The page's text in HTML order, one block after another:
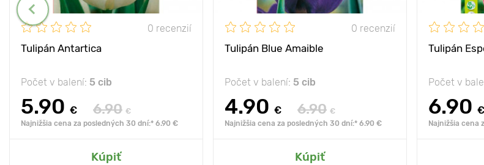
0 recenzií
Tulipán Antartica
Počet v balení: 5 cib
5.90 € 6.90 €
Najnižšia cena za posledných 30 dní:* 6.90 €
Kúpiť
0 recenzií
Tulipán Blue Amaible
Počet v balení: 5 cib
4.90 € 6.90 €
Najnižšia cena za posledných 30 dní:* 6.90 €
Kúpiť
Tulipán
Počet v
6.90 €
Najnižšia cena